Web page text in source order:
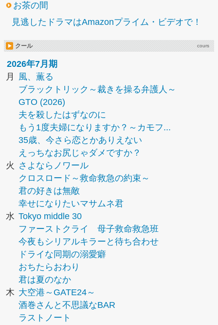
お茶の間
見逃したドラマはAmazonプライム・ビデオで！
クール cours
2026年7月期
月
風、薫る
ブラックトリック～裁きを操る弁護人～
GTO (2026)
夫を殺したはずなのに
もう1度夫婦になりますか？～カモフ...
35歳、今さら恋とかありえない
えっちなお尻じゃダメですか？
火
さよならノワール
クロスロード～救命救急の約束～
君の好きは無敵
幸せになりたいマサムネ君
水 Tokyo middle 30
ファーストクライ 母子救命救急班
今夜もシリアルキラーと待ち合わせ
ドライな同期の溺愛癖
おちたらおわり
君は夏のなか
木 大空港～GATE24～
酒巻さんと不思議なBAR
ラストノート